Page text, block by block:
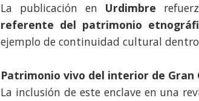
La publicación en Urdimbre
referente del patrimonio
ejemplo de continuidad cultural
Patrimonio vivo del interior de Gran
La inclusión de este enclave en una